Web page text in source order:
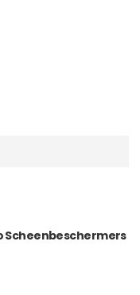
Scheenbeschermers